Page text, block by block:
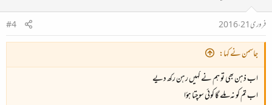
فروری 21، 2016
#4
جاسمن نے کہا:
اب ذہن بھی تو ہم نے کہیں رہن رکھ دیے
اب تم کو نہ ملے گا کوئی سوچتا ہؤا